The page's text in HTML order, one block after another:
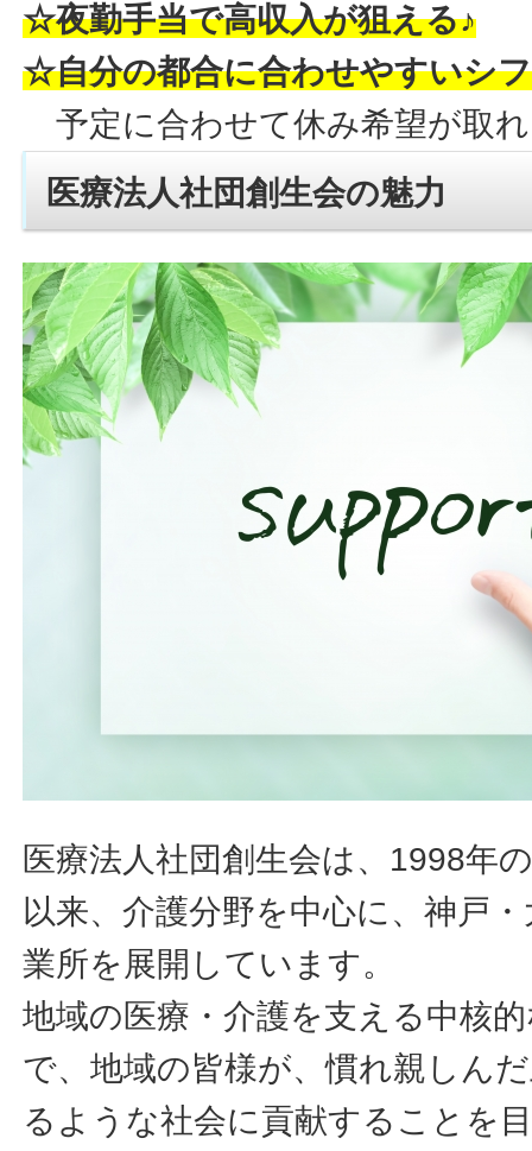
☆夜勤手当で高収入が狙える♪
☆自分の都合に合わせやすいシ
予定に合わせて休み希望が取
医療法人社団創生会の魅力
医療法人社団創生会は、1998年
以来、介護分野を中心に、神戸
業所を展開しています。
地域の医療・介護を支える中核
で、地域の皆様が、慣れ親しん
るような社会に貢献することを